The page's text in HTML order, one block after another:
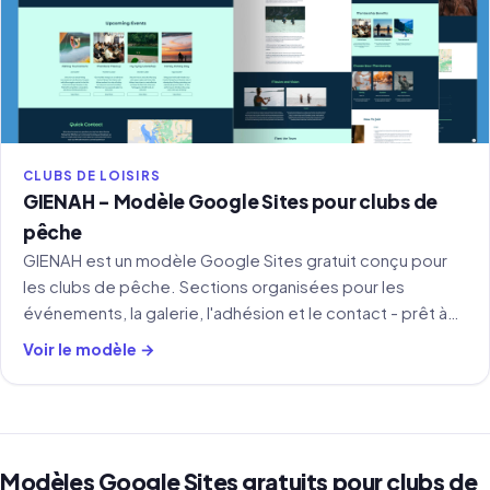
CLUBS DE LOISIRS
GIENAH - Modèle Google Sites pour clubs de
pêche
GIENAH est un modèle Google Sites gratuit conçu pour
les clubs de pêche. Sections organisées pour les
événements, la galerie, l'adhésion et le contact - prêt à
copier et personnaliser.
Voir le modèle →
Modèles Google Sites gratuits pour clubs de